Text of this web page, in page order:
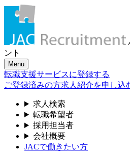
ント
Menu
転職支援サービスに登録する
ご登録済みの方求人紹介を申し込
求人検索
転職希望者
採用担当者
会社概要
JACで働きたい方